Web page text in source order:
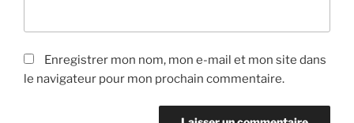
Enregistrer mon nom, mon e-mail et mon site dans
le navigateur pour mon prochain commentaire.